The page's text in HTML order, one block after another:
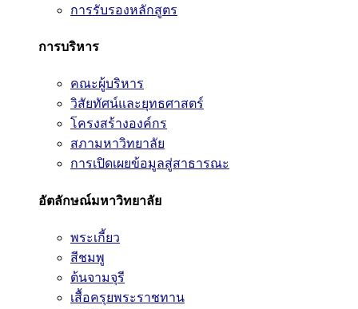
การรับรองหลักสูตร
การบริหาร
คณะผู้บริหาร
วิสัยทัศน์และยุทธศาสตร์
โครงสร้างองค์กร
สภามหาวิทยาลัย
การเปิดเผยข้อมูลสู่สาธารณะ
อัตลักษณ์มหาวิทยาลัย
พระเกี้ยว
สีชมพู
ต้นจามจุรี
เสื้อครุยพระราชทาน